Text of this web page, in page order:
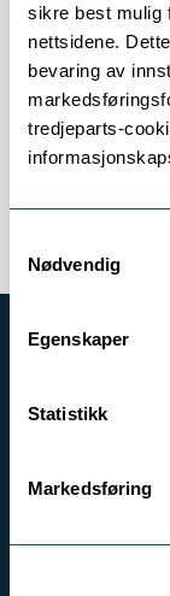
sikre best mulig
nettsidene.
bevaring av
tredjeparts-
Nødvendig
Egenskaper
Statistikk
Markedsføring
Om
Akutt hjelp
Personvern